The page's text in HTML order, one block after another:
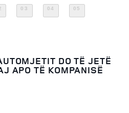
03 04 05
DO TË JETË
APO TË KOMPANISË